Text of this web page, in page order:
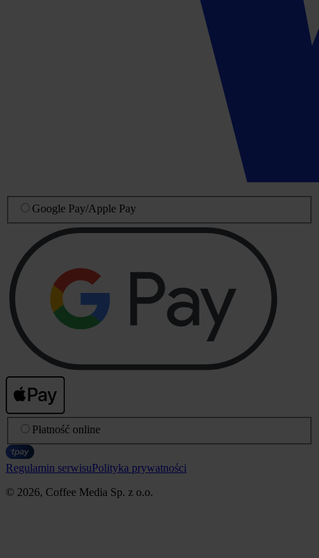
Google Pay/Apple Pay
Płatność online
Regulamin serwisuPolityka prywatności
© 2026, Coffee Media Sp. z o.o.